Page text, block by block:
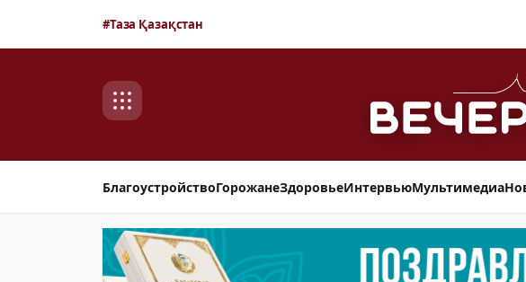
#Таза Қазақстан
БлагоустройствоГорожанеЗдоровьеИнтервьюМультимедиа